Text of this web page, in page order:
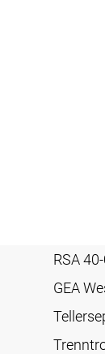
RSA
GEA